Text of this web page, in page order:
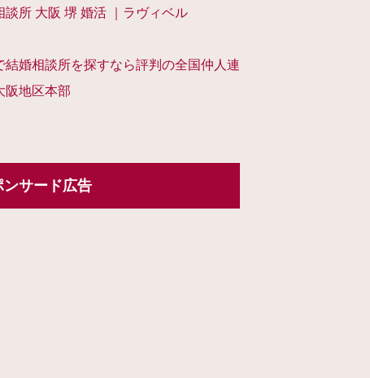
談所 大阪 堺 婚活 ｜ラヴィベル
結婚相談所を探すなら評判の全国仲人連
阪地区本部
ンサード広告